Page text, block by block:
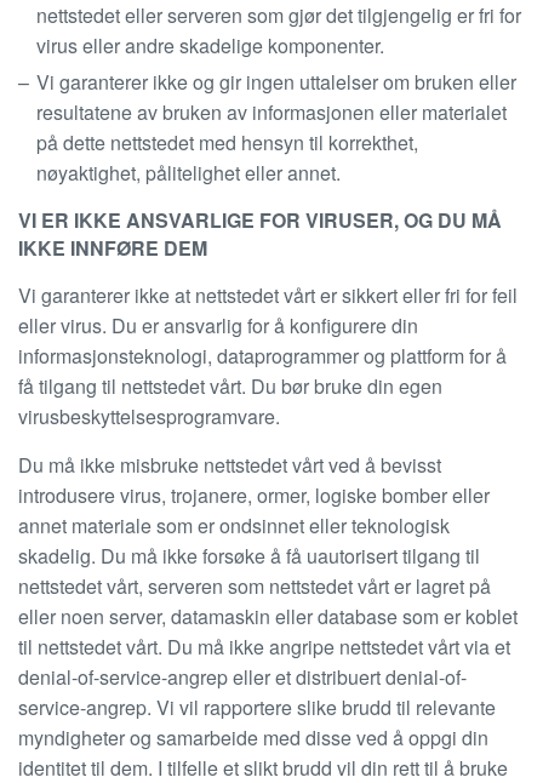
nettstedet eller serveren som gjør det tilgjengelig er fri for
virus eller andre skadelige komponenter.
Vi garanterer ikke og gir ingen uttalelser om bruken eller
resultatene av bruken av informasjonen eller materialet
på dette nettstedet med hensyn til korrekthet,
nøyaktighet, pålitelighet eller annet.
VI ER IKKE ANSVARLIGE FOR VIRUSER, OG DU MÅ
IKKE INNFØRE DEM
Vi garanterer ikke at nettstedet vårt er sikkert eller fri for feil
eller virus. Du er ansvarlig for å konfigurere din
informasjonsteknologi, dataprogrammer og plattform for å
få tilgang til nettstedet vårt. Du bør bruke din egen
virusbeskyttelsesprogramvare.
Du må ikke misbruke nettstedet vårt ved å bevisst
introdusere virus, trojanere, ormer, logiske bomber eller
annet materiale som er ondsinnet eller teknologisk
skadelig. Du må ikke forsøke å få uautorisert tilgang til
nettstedet vårt, serveren som nettstedet vårt er lagret på
eller noen server, datamaskin eller database som er koblet
til nettstedet vårt. Du må ikke angripe nettstedet vårt via et
denial-of-service-angrep eller et distribuert denial-of-
service-angrep. Vi vil rapportere slike brudd til relevante
myndigheter og samarbeide med disse ved å oppgi din
identitet til dem. I tilfelle et slikt brudd vil din rett til å bruke